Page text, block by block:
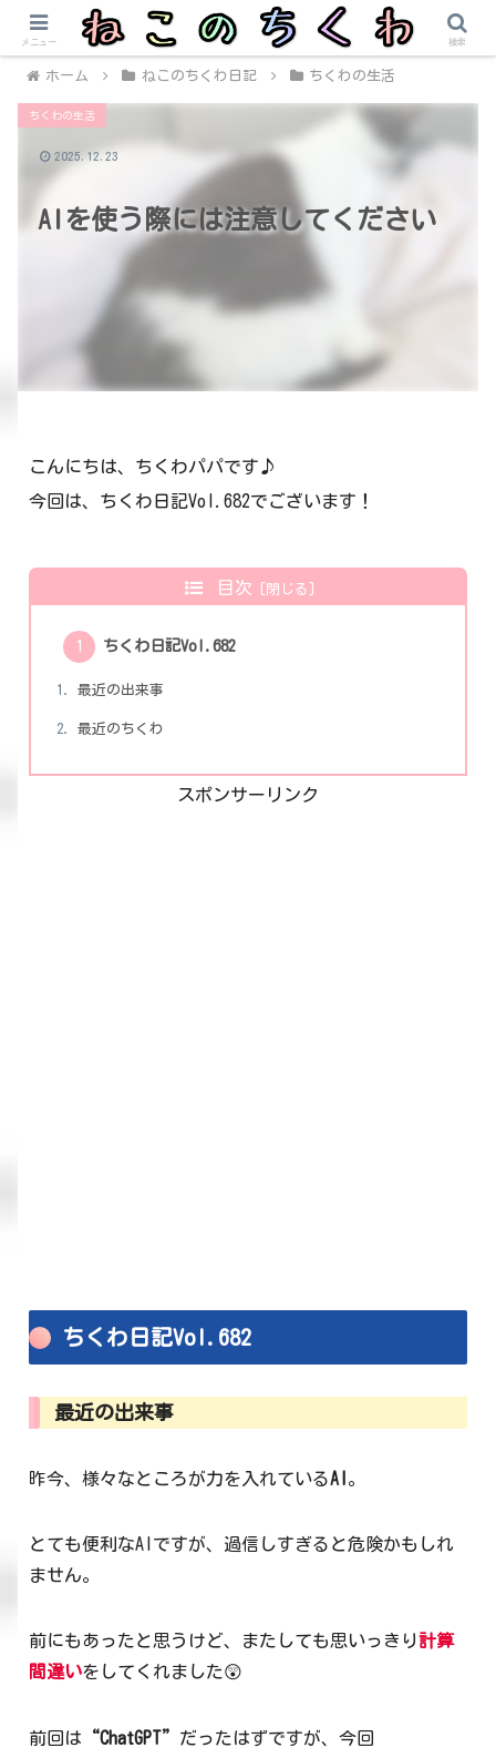
ホーム ねこのちくわ日記 ちくわの生活
AIを使う際には注意してください
ちくわの生活
2025.12.23
こんにちは、ちくわパパです♪
今回は、ちくわ日記Vol.682でございます！
目次
ちくわ日記Vol.682
最近の出来事
最近のちくわ
スポンサーリンク
ちくわ日記Vol.682
最近の出来事
昨今、様々なところが力を入れているAI 。
とても便利なAIですが、過信しすぎると危険かもしれ
ません。
前にもあったと思うけど、またしても思いっきり計算
間違いをしてくれました😲
前回は “ChatGPT” だったはずですが、今回
メニュー 検索